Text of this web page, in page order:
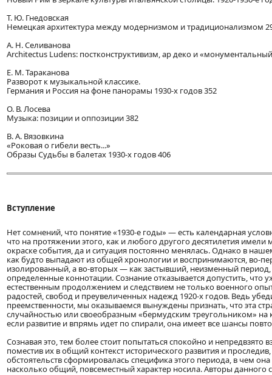
Т. Ю. Гнедовская
Немецкая архитектура между модернизмом и традиционализмом
A. Н. Селиванова
Architectus Ludens: постконструктивизм, ар деко и
Е. М. Тараканова
Разворот к музыкальной классике.
Германия и Россия на фоне панорамы 1930-х годов 352
О. В. Лосева
Музыка: позиции и оппозиции 382
B. А. Вязовкина
«Роковая о гибели весть...»
Образы Судьбы в балетах 1930-х годов 406
Вступление
Нет сомнений, что понятие «1930-е годы» — есть календарная
что на протяжении этого, как и любого другого десятилетия имели
окраске события, да и ситуация постоянно менялась. Однако в
как будто выпадают из общей хронологии и воспринимаются, во-
изолированный, а во-вторых — как застывший, неизменный
определенные коннотации. Сознание отказывается допустить, что
естественным продолжением и следствием не только военного
радостей, свобод и преувеличенных надежд 1920-х годов. Ведь
преемственности, мы оказываемся вынуждены признать, что эта
случайностью или своеобразным «бермудским треугольником» на
если развитие и впрямь идет по спирали, она имеет все шансы
Сознавая это, тем более стоит попытаться спокойно и непредвзято
поместив их в общий контекст исторического развития и
обстоятельств сформировалась специфика этого периода, в чем
насколько общий, повсеместный характер носила. Авторы данного